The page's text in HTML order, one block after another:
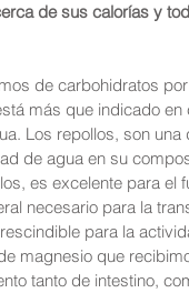
de sus calorías y
de carbohidratos
más que indicado
Los repollos, son
de agua en su
es excelente para el
necesario para la
para la
magnesio que
tanto de intestino,